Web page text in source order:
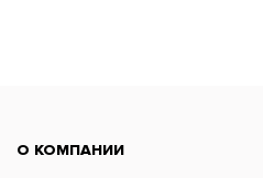
О КОМПАНИИ